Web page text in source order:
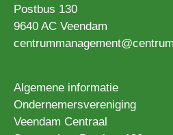
Postbus 130
9640 AC Veendam
Algemene informatie
Ondernemersvereniging
Veendam Centraal